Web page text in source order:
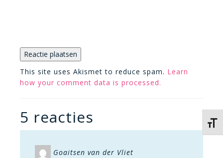
This site uses Akismet to reduce spam. Learn
how your comment data is processed.
5 reacties
Goaitsen van der Vliet